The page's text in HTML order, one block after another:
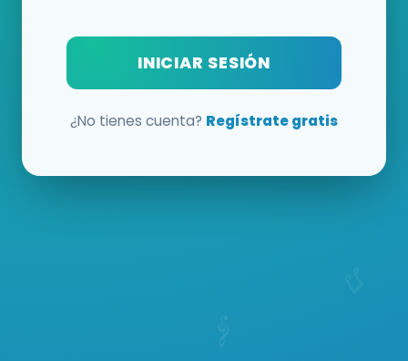
INICIAR SESIÓN
¿No tienes cuenta? Regístrate gratis